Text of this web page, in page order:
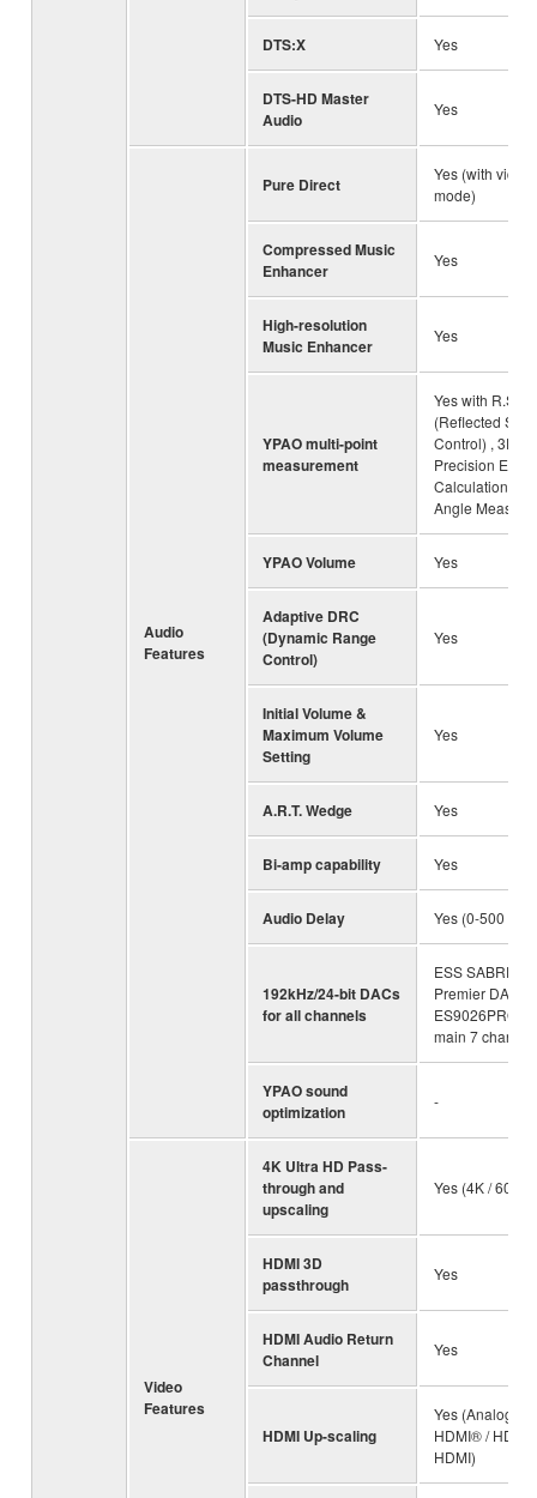
DTS:X Yes
DTS-HD Master
Audio
Yes
Audio
Features
Pure Direct
Yes (with video
mode)
Compressed Music
Enhancer
Yes
High-resolution
Music Enhancer
Yes
YPAO multi-point
measurement
Yes with R.S.C.
(Reflected
Control) , 3D,
Precision EQ
Calculation and
Angle
YPAO Volume Yes
Adaptive DRC
(Dynamic Range
Control)
Yes
Initial Volume &
Maximum Volume
Setting
Yes
A.R.T. Wedge Yes
Bi-amp capability Yes
Audio Delay Yes (0-500 ms)
192kHz/24-bit DACs
for all channels
ESS SABRE
Premier DAC™
ES9026PRO
main 7
YPAO sound
optimization
-
Video
Features
4K Ultra HD Pass-
through and
upscaling
Yes (4K / 60p,
HDMI 3D
passthrough
Yes
HDMI Audio Return
Channel
Yes
HDMI Up-scaling
Yes (Analogue
HDMI® / HDMI
HDMI)